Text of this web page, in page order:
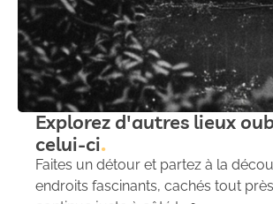
Explorez d'autres lieux
celui-ci
Faites un détour et partez à la
endroits fascinants, cachés tout